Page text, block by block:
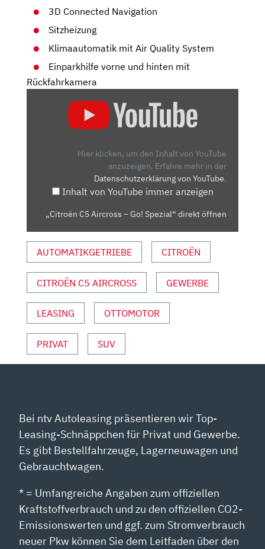
3D Connected Navigation
Sitzheizung
Klimaautomatik mit Air Quality System
Einparkhilfe vorne und hinten mit
Rückfahrkamera
AIRCROSS
YOUTUBE
ANZEIGEN
Hier klicken, um den Inhalt von YouTube
anzuzeigen. Erfahre mehr in der
Datenschutzerklärung von YouTube.
Inhalt von YouTube immer anzeigen
„Citroën C5 Aircross – Go! Spezial“ direkt öffnen
AUTOMATIKGETRIEBE CITROËN
CITROËN C5 AIRCROSS GEWERBE
LEASING OTTOMOTOR
PRIVAT SUV
Bei ntv Autoleasing präsentieren wir Top-
Leasing-Schnäppchen für Privat und Gewerbe.
Es gibt Bestellfahrzeuge, Lagerneuwagen und
Gebrauchtwagen.
* = Umfangreiche Angaben zum offiziellen
Kraftstoffverbrauch und zu den offiziellen CO2-
Emissionswerten und ggf. zum Stromverbrauch
neuer Pkw können Sie dem Leitfaden über den